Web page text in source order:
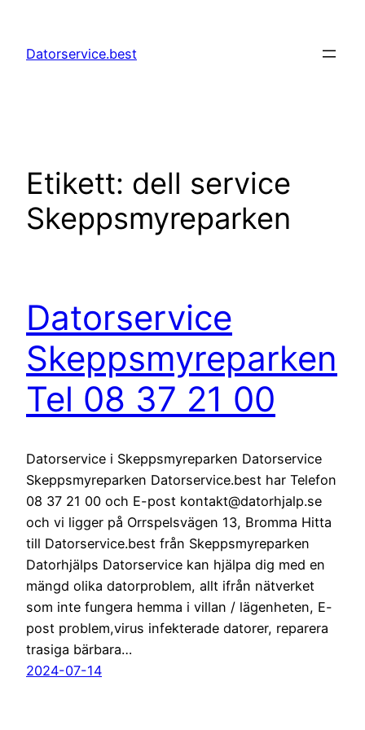
innehåll
Datorservice.best
Etikett: dell service
Skeppsmyreparken
Datorservice
Skeppsmyreparken
Tel 08 37 21 00
Datorservice i Skeppsmyreparken Datorservice
Skeppsmyreparken Datorservice.best har Telefon
08 37 21 00 och E-post kontakt@datorhjalp.se
och vi ligger på Orrspelsvägen 13, Bromma Hitta
till Datorservice.best från Skeppsmyreparken
Datorhjälps Datorservice kan hjälpa dig med en
mängd olika datorproblem, allt ifrån nätverket
som inte fungera hemma i villan / lägenheten, E-
post problem,virus infekterade datorer, reparera
trasiga bärbara…
2024-07-14